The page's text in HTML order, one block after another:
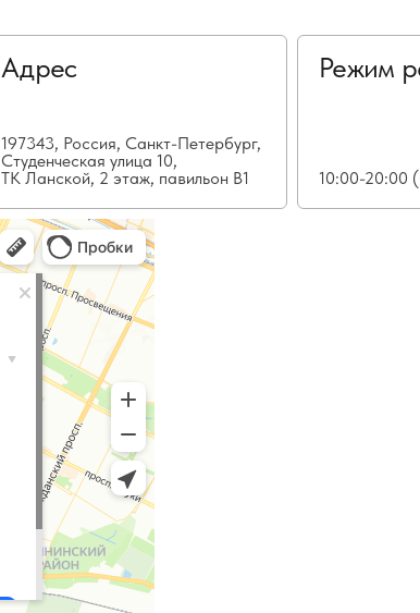
Адрес
197343, Россия, Санкт-Петербург,
Студенческая улица 10,
ТК Ланской, 2 этаж, павильон В1
Режим
10:00-20:00